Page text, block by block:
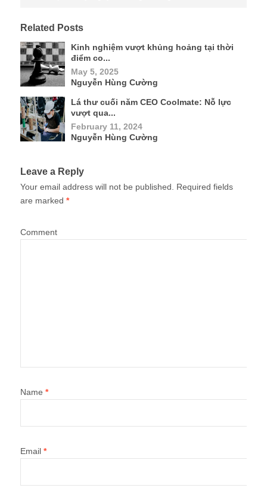
Related Posts
Kinh nghiệm vượt khủng hoảng tại thời
điểm co...
May 5, 2025
Nguyễn Hùng Cường
Lá thư cuối năm CEO Coolmate: Nỗ lực
vượt qua...
February 11, 2024
Nguyễn Hùng Cường
Leave a Reply
Your email address will not be published.
Required fields
are marked *
Comment
Name *
Email *